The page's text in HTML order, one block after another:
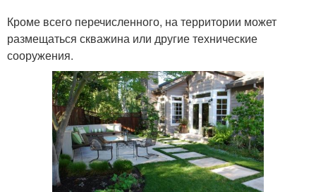
Кроме всего перечисленного, на территории может
размещаться скважина или другие технические
сооружения.